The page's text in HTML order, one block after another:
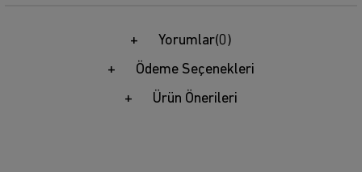
Yorumlar(0)
Ödeme Seçenekleri
Ürün Önerileri